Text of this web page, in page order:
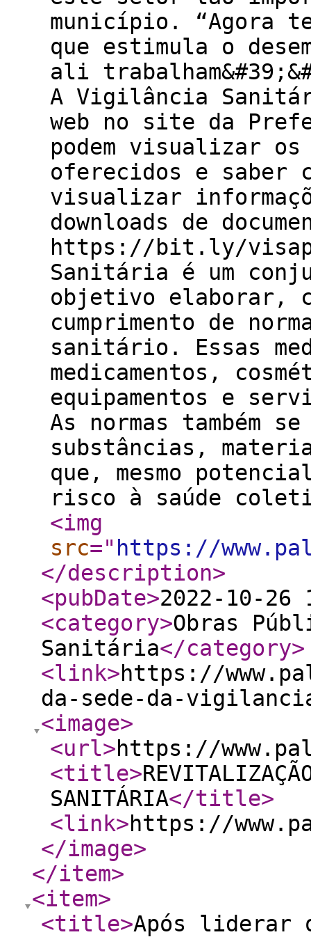
município. “Agora
que estimula o
ali
A Vigilância
web no site da
podem visualizar
oferecidos e saber
visualizar
downloads de
https://bit.ly/
Sanitária é um
objetivo elaborar,
cumprimento de
sanitário. Essas
medicamentos,
equipamentos e
As normas também
substâncias,
que, mesmo
risco à saúde
<img
src=" https://
</description>
<pubDate>2022-10-26
<category>Obras
Sanitária</category>
<link>https://
da-sede-da-
<image>
<url>https://
<title>
SANITÁRIA</title>
<link>https://
</image>
</item>
<item>
<title>Após liderar